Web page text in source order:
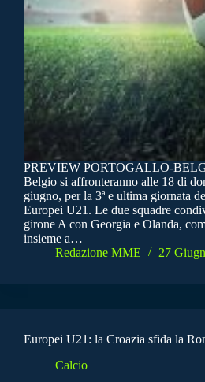
PREVIEW PORTOGALLO-
Belgio si affronteranno alle 18 di
giugno, per la 3ª e ultima giornata
Europei U21. Le due squadre
girone A con Georgia e Olanda,
insieme a…
Redazione MME
27
Europei U21: la Croazia sfida la
Calcio